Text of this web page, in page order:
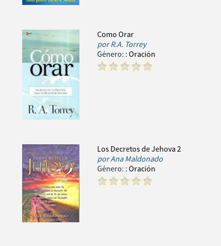
Como Orar
porR.A. Torrey
Género: :Oración
Los Decretos de Jehova 2
porAna Maldonado
Género: :Oración